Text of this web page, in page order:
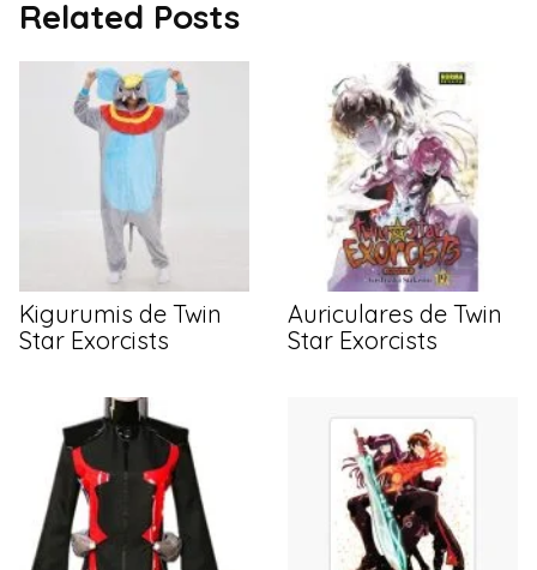
Related Posts
Kigurumis de Twin
Star Exorcists
Auriculares de Twin
Star Exorcists